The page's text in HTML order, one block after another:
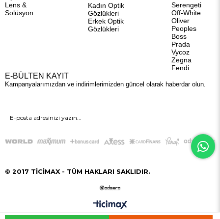
Lens &
Solüsyon
Kadın Optik
Gözlükleri
Erkek Optik
Gözlükleri
Serengeti
Off-White
Oliver
Peoples
Boss
Prada
Vycoz
Zegna
Fendi
E-BÜLTEN KAYIT
Kampanyalarımızdan ve indirimlerimizden güncel olarak haberdar olun.
GÖNDER
© 2017 TİCİMAX - TÜM HAKLARI SAKLIDIR.